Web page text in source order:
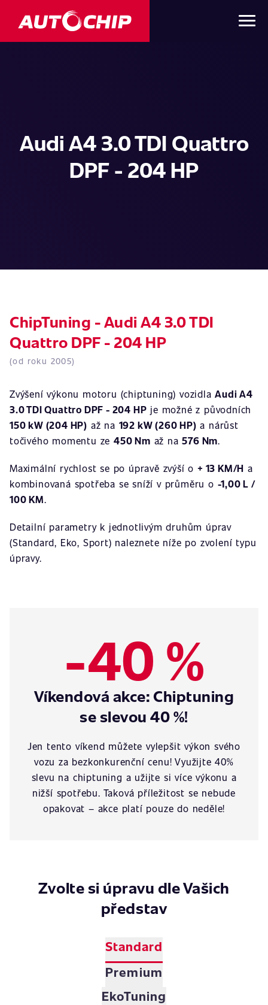
Audi A4 3.0 TDI Quattro
DPF - 204 HP
ChipTuning - Audi A4 3.0 TDI
Quattro DPF - 204 HP
(od roku 2005)
Zvýšení výkonu motoru (chiptuning) vozidlaAudi A4
3.0 TDI Quattro DPF - 204 HP je možné z původních
150 kW (204 HP) až na 192 kW (260 HP) a nárůst
točivého momentu ze450 Nm až na576 Nm.
Maximální rychlost se po úpravě zvýší o + 13 KM/H a
kombinovaná spotřeba se sníží v průměru o -1,00 L /
100 KM.
Detailní parametry k jednotlivým druhům úprav
(Standard, Eko, Sport) naleznete níže po zvolení typu
úpravy.
-40 %
Víkendová akce: Chiptuning
se slevou 40 %!
Jen tento víkend můžete vylepšit výkon svého
vozu za bezkonkurenční cenu! Využijte 40%
slevu na chiptuning a užijte si více výkonu a
nižší spotřebu. Taková příležitost se nebude
opakovat – akce platí pouze do neděle!
Zvolte si úpravu dle Vašich
představ
Standard
Premium
EkoTuning